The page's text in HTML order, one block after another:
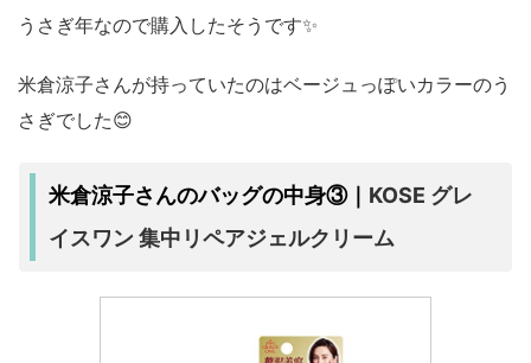
うさぎ年なので購入したそうです✨
米倉涼子さんが持っていたのはベージュっぽいカラーのう
さぎでした😊
米倉涼子さんのバッグの中身③｜ KOSE グレ
イスワン 集中リペアジェルクリーム